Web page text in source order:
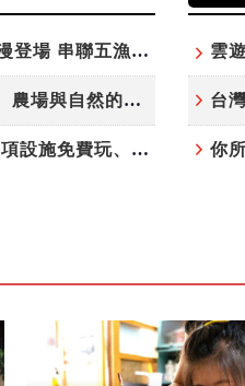
「東北角外澳月夜」8/22-8/23浪漫登場 串聯五漁村、音樂、市集、火舞與慢旅共度夏夜
嘉義鹿草夏日探索趣！結合科學、農場與自然的親子小旅行
高雄最大親子遊樂園8/8開幕！30項設施免費玩、YOYO家族嗨翻暑假
雲
你